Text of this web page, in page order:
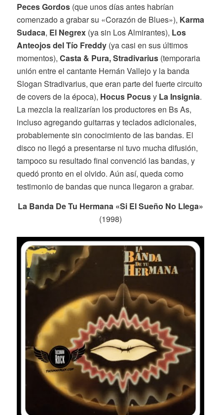
Peces Gordos(que unos días antes habrían
comenzado a grabar su «Corazón de Blues»), Karma
Sudaca, El Negrex(ya sin Los Almirantes), Los
Anteojos del Tío Freddy(ya casi en sus últimos
momentos), Casta & Pura, Stradivarius(temporaria
unión entre el cantante Hernán Vallejo y la banda
Slogan Stradivarius, que eran parte del fuerte circuito
de covers de la época), Hocus Pocusy La Insignia.
La mezcla la realizarían los productores en Bs As,
incluso agregando guitarras y teclados adicionales,
probablemente sin conocimiento de las bandas. El
disco no llegó a presentarse ni tuvo mucha difusión,
tampoco su resultado final convenció las bandas, y
quedó pronto en el olvido. Aún así, queda como
testimonio de bandas que nunca llegaron a grabar.
La Banda De Tu Hermana «Si El Sueño No Llega»
(1998)